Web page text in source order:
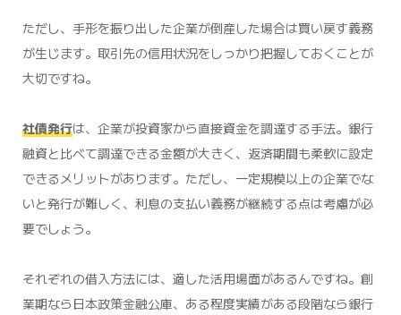
ただし、手形を振り出した企業が倒産した場合は買い戻す義務
が生じます。取引先の信用状況をしっかり把握しておくことが
大切ですね。
社債発行は、企業が投資家から直接資金を調達する手法。銀行
融資と比べて調達できる金額が大きく、返済期間も柔軟に設定
できるメリットがあります。ただし、一定規模以上の企業でな
いと発行が難しく、利息の支払い義務が継続する点は考慮が必
要でしょう。
それぞれの借入方法には、適した活用場面があるんですね。創
業期なら日本政策金融公庫、ある程度実績がある段階なら銀行